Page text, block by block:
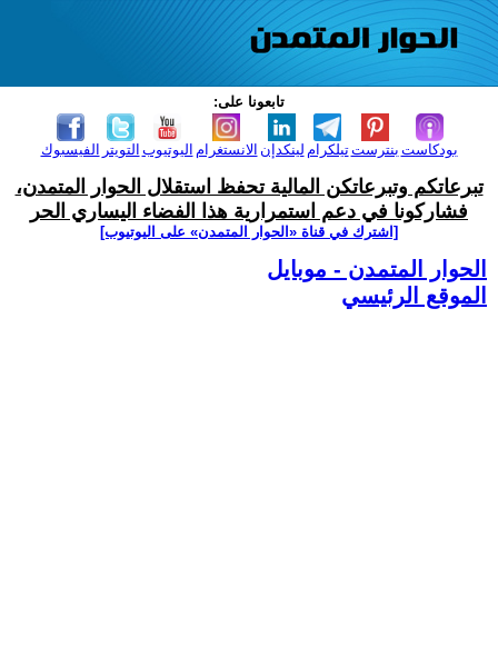
تابعونا على:
الفيسبوك التويتر اليوتيوب الانستغرام لينكدإن تيلكرامبنترست بودكاست
تبرعاتكم وتبرعاتكن المالية تحفظ استقلال الحوار المتمدن،
فشاركونا في دعم استمرارية هذا الفضاء اليساري الحر
[اشترك في قناة ‫«الحوار المتمدن» على اليوتيوب]
الحوار المتمدن - موبايل
الموقع الرئيسي